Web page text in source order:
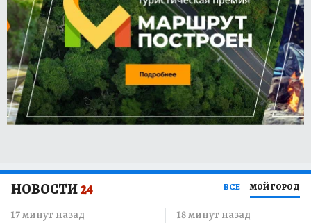
НОВОСТИ24 ВСЕ МОЙ ГОРОД
17 минут назад 18 минут назад